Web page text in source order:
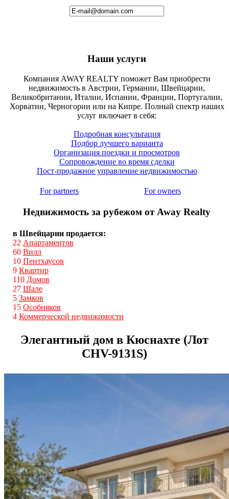
Наши услуги
Компания AWAY REALTY поможет Вам приобрести
недвижимость в Австрии, Германии, Швейцарии,
Великобритании, Италии, Испании, Франции, Португалии,
Хорватии, Черногории или на Кипре. Полный спектр наших
услуг включает в себя:
Подробная консультация
Подбор лучшего варианта
Организация поездки и просмотров
Сопровождение во время сделки
Пост-продажное управление недвижимостью
For partners For owners
Недвижимость за рубежом от Away Realty
в Швейцарии продается:
22 Апартаментов
60 Вилл
10 Пентхаусов
9 Квартир
110 Домов
27 Шале
5 Замков
15 Особняков
4 Коммерческой недвижимости
Элегантный дом в Кюснахте (Лот
CHV-9131S)